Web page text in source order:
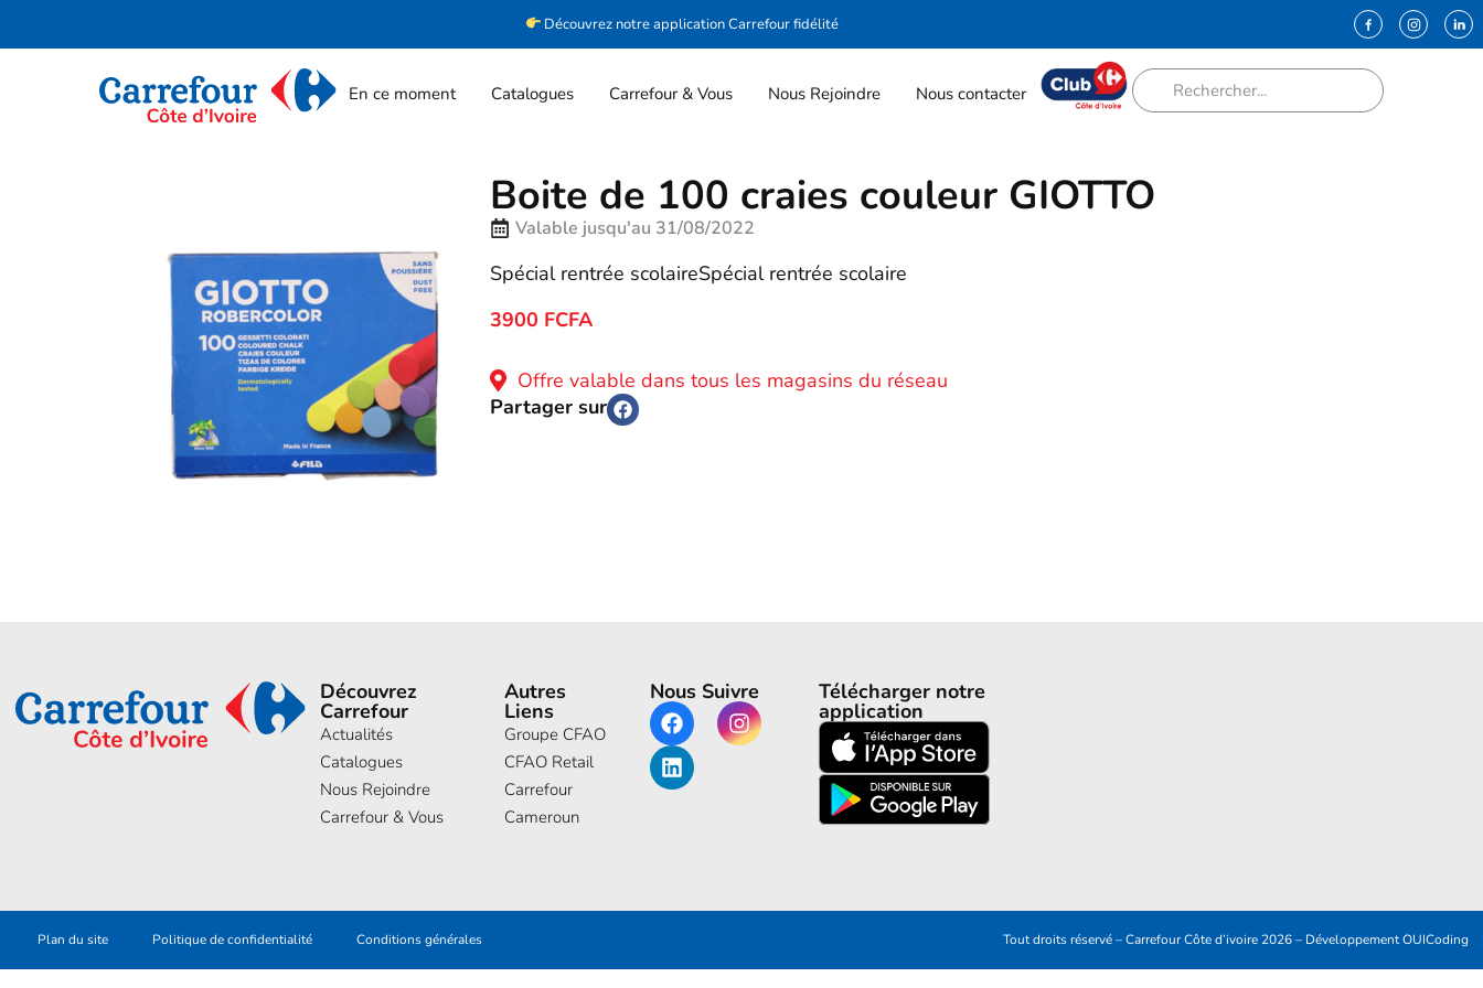
Découvrez notre application Carrefour fidélité
En ce moment Catalogues Carrefour & Vous Nous Rejoindre Nous contacter
Boite de 100 craies couleur GIOTTO
Valable jusqu'au 31/08/2022
Spécial rentrée scolaireSpécial rentrée scolaire
3900 FCFA
Offre valable dans tous les magasins du réseau
Partager sur
Découvrez
Carrefour
Actualités
Catalogues
Nous Rejoindre
Carrefour & Vous
Autres
Liens
Groupe CFAO
CFAO Retail
Carrefour
Cameroun
Nous Suivre Télécharger notre
application
Plan du site Politique de confidentialité Conditions générales Tout droits réservé – Carrefour Côte d’ivoire 2026 – DéveloppementOUICoding